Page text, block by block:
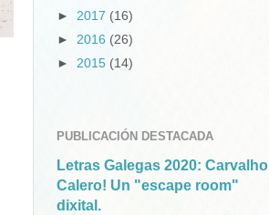
► 2017 (16)
► 2016 (26)
► 2015 (14)
PUBLICACIÓN DESTACADA
Letras Galegas 2020: Carvalho
Calero! Un "escape room"
dixital.